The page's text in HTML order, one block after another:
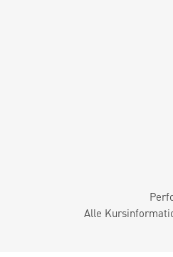
Alle